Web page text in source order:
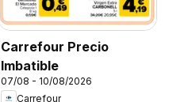
Carrefour Precio
Imbatible
07/08 - 10/08/2026
Carrefour